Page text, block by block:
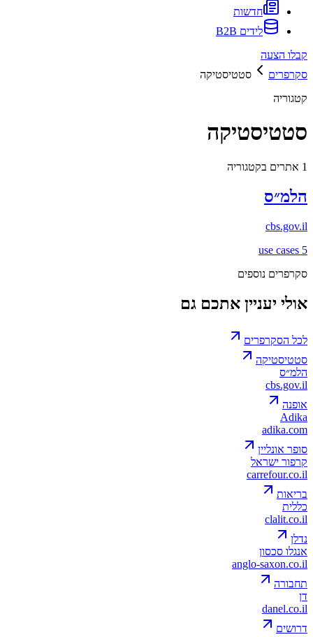
חדשות
לידים B2B
קבלו הצעה
סקרפרים
סטטיסטיקה
קטגוריה
סטטיסטיקה
1 אתרים בקטגוריה
הלמ״ס
cbs.gov.il
5
סקרפרים נוספים
אולי יעניין אתכם גם
לכל הסקרפרים
סטטיסטיקה
הלמ״ס
cbs.gov.il
אופנה
Adika
adika.com
סופר אונליין
קרפור ישראל
carrefour.co.il
בריאות
כללית
clalit.co.il
נדלן
אנגלו סכסון
anglo-saxon.co.il
תחבורה
דן
danel.co.il
דרושים